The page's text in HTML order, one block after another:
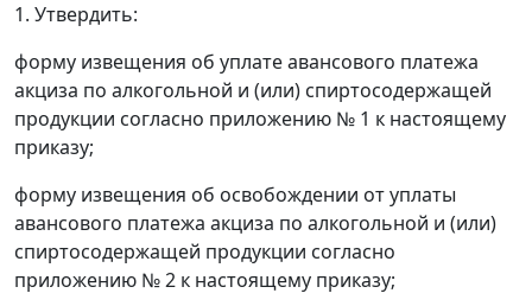
1. Утвердить:
форму извещения об уплате авансового платежа
акциза по алкогольной и (или) спиртосодержащей
продукции согласно приложению № 1 к настоящему
приказу;
форму извещения об освобождении от уплаты
авансового платежа акциза по алкогольной и (или)
спиртосодержащей продукции согласно
приложению № 2 к настоящему приказу;